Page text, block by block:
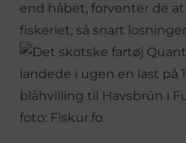
end håbet, forventer de
fiskeriet, så snart